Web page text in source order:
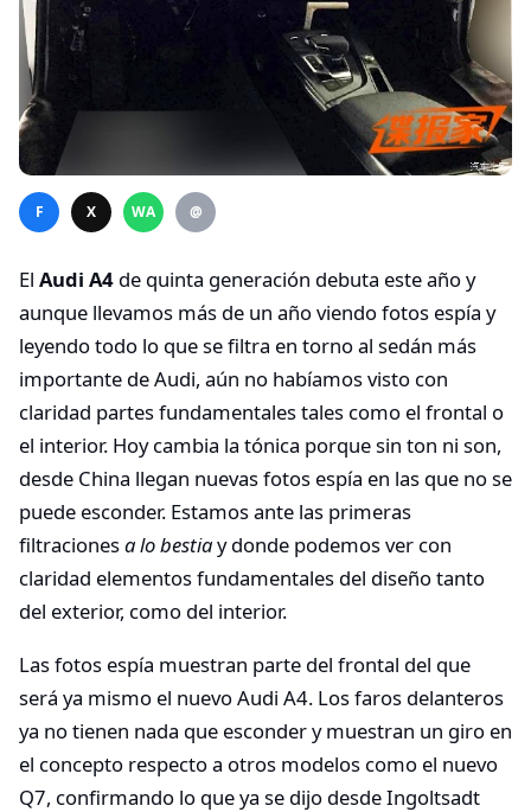
F X WA @
El Audi A4 de quinta generación debuta este año y
aunque llevamos más de un año viendo fotos espía y
leyendo todo lo que se filtra en torno al sedán más
importante de Audi, aún no habíamos visto con
claridad partes fundamentales tales como el frontal o
el interior. Hoy cambia la tónica porque sin ton ni son,
desde China llegan nuevas fotos espía en las que no se
puede esconder. Estamos ante las primeras
filtracionesa lo bestiay donde podemos ver con
claridad elementos fundamentales del diseño tanto
del exterior, como del interior.
Las fotos espía muestran parte del frontal del que
será ya mismo el nuevo Audi A4. Los faros delanteros
ya no tienen nada que esconder y muestran un giro en
el concepto respecto a otros modelos como el nuevo
Q7, confirmando lo que ya se dijo desde Ingoltsadt